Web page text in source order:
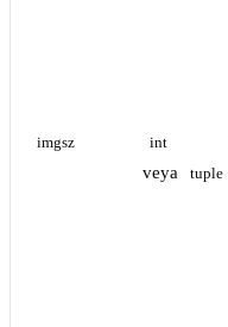
imgsz int
veya tuple